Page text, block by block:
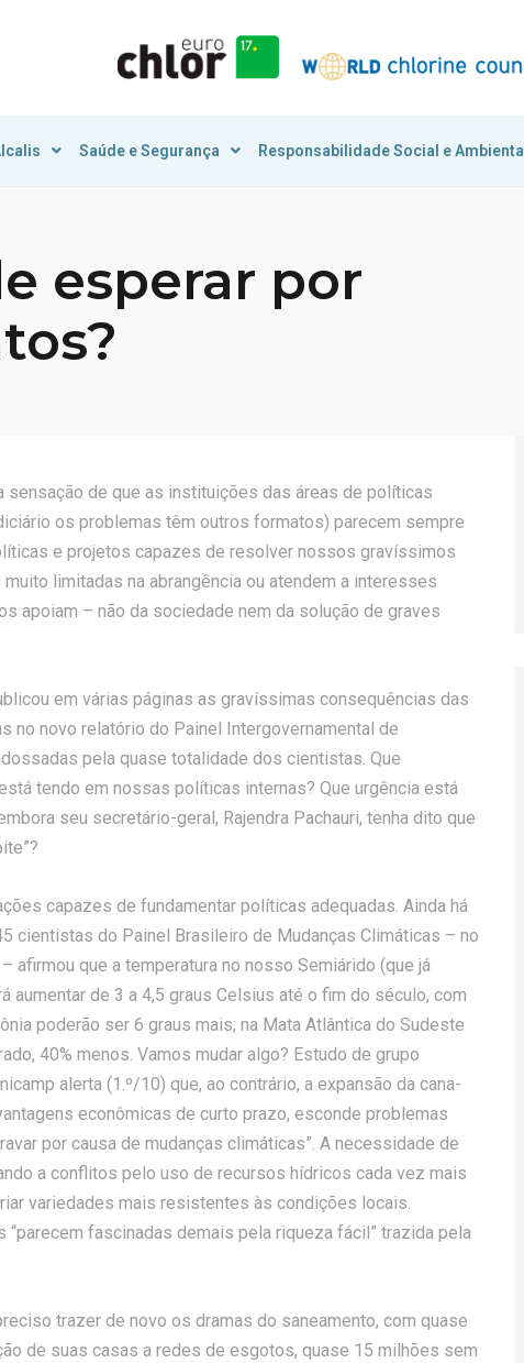
Saúde e Segurança Responsabilidade Social e Ambiental
esperar por
sensação de que as instituições das áreas de políticas
os problemas têm outros formatos) parecem sempre
e projetos capazes de resolver nossos gravíssimos
limitadas na abrangência ou atendem a interesses
apoiam – não da sociedade nem da solução de graves
em várias páginas as gravíssimas consequências das
no novo relatório do Painel Intergovernamental de
pela quase totalidade dos cientistas. Que
tendo em nossas políticas internas? Que urgência está
seu secretário-geral, Rajendra Pachauri, tenha dito que
capazes de fundamentar políticas adequadas. Ainda há
cientistas do Painel Brasileiro de Mudanças Climáticas – no
afirmou que a temperatura no nosso Semiárido (que já
aumentar de 3 a 4,5 graus Celsius até o fim do século, com
poderão ser 6 graus mais; na Mata Atlântica do Sudeste
40% menos. Vamos mudar algo? Estudo de grupo
alerta (1.º/10) que, ao contrário, a expansão da cana-
econômicas de curto prazo, esconde problemas
por causa de mudanças climáticas”. A necessidade de
a conflitos pelo uso de recursos hídricos cada vez mais
variedades mais resistentes às condições locais.
fascinadas demais pela riqueza fácil” trazida pela
trazer de novo os dramas do saneamento, com quase
de suas casas a redes de esgotos, quase 15 milhões sem